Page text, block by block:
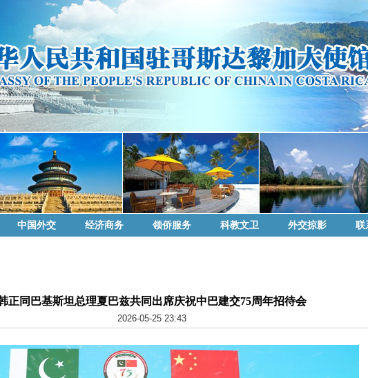
中国外交 经济商务 领侨服务 科教文卫 外交掠影 联
正同巴基斯坦总理夏巴兹共同出席庆祝中巴建交75周年招待会
2026-05-25 23:43